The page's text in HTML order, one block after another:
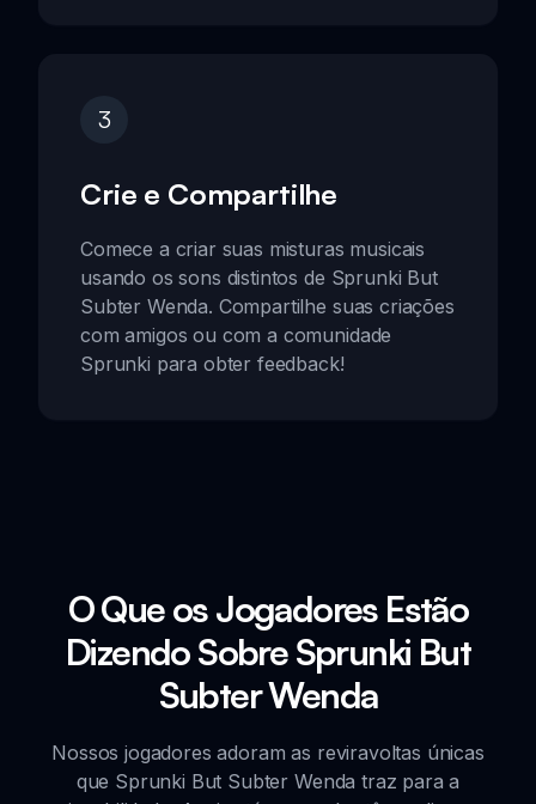
3
Crie e Compartilhe
Comece a criar suas misturas musicais
usando os sons distintos de Sprunki But
Subter Wenda. Compartilhe suas criações
com amigos ou com a comunidade
Sprunki para obter feedback!
O Que os Jogadores Estão
Dizendo Sobre Sprunki But
Subter Wenda
Nossos jogadores adoram as reviravoltas únicas
que Sprunki But Subter Wenda traz para a